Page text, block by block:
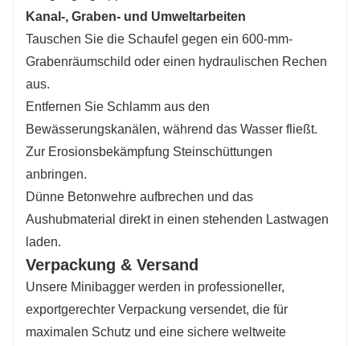
Kanal-, Graben- und Umweltarbeiten
Tauschen Sie die Schaufel gegen ein 600-mm-
Grabenräumschild oder einen hydraulischen Rechen
aus.
Entfernen Sie Schlamm aus den
Bewässerungskanälen, während das Wasser fließt.
Zur Erosionsbekämpfung Steinschüttungen
anbringen.
Dünne Betonwehre aufbrechen und das
Aushubmaterial direkt in einen stehenden Lastwagen
laden.
Verpackung & Versand
Unsere Minibagger werden in professioneller,
exportgerechter Verpackung versendet, die für
maximalen Schutz und eine sichere weltweite